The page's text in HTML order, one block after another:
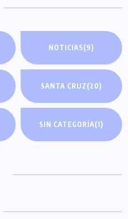
NOTICIAS(9)
SANTA CRUZ(20)
SIN CATEGORÍA(1)